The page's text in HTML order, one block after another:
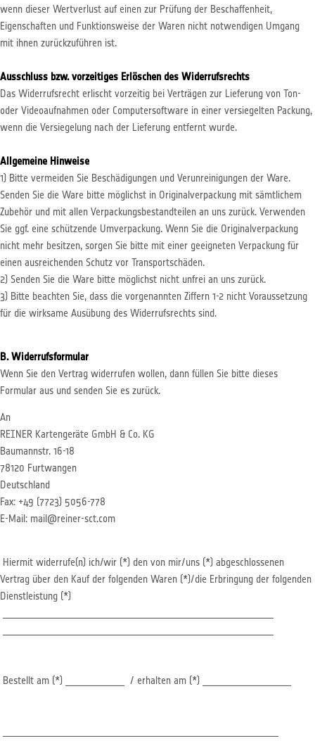
wenn dieser Wertverlust auf einen zur Prüfung der Beschaffenheit,
Eigenschaften und Funktionsweise der Waren nicht notwendigen Umgang
mit ihnen zurückzuführen ist.
Ausschluss bzw. vorzeitiges Erlöschen des Widerrufsrechts
Das Widerrufsrecht erlischt vorzeitig bei Verträgen zur Lieferung von Ton-
oder Videoaufnahmen oder Computersoftware in einer versiegelten Packung,
wenn die Versiegelung nach der Lieferung entfernt wurde.
Allgemeine Hinweise
1) Bitte vermeiden Sie Beschädigungen und Verunreinigungen der Ware.
Senden Sie die Ware bitte möglichst in Originalverpackung mit sämtlichem
Zubehör und mit allen Verpackungsbestandteilen an uns zurück. Verwenden
Sie ggf. eine schützende Umverpackung. Wenn Sie die Originalverpackung
nicht mehr besitzen, sorgen Sie bitte mit einer geeigneten Verpackung für
einen ausreichenden Schutz vor Transportschäden.
2) Senden Sie die Ware bitte möglichst nicht unfrei an uns zurück.
3) Bitte beachten Sie, dass die vorgenannten Ziffern 1-2 nicht Voraussetzung
für die wirksame Ausübung des Widerrufsrechts sind.
B. Widerrufsformular
Wenn Sie den Vertrag widerrufen wollen, dann füllen Sie bitte dieses
Formular aus und senden Sie es zurück.
An
REINER Kartengeräte GmbH & Co. KG
Baumannstr. 16-18
78120 Furtwangen
Deutschland
Fax: +49 (7723) 5056-778
E-Mail: mail@reiner-sct.com
Hiermit widerrufe(n) ich/wir (*) den von mir/uns (*) abgeschlossenen
Vertrag über den Kauf der folgenden Waren (*)/die Erbringung der folgenden
Dienstleistung (*)
Bestellt am (*) ____________ / erhalten am (*) __________________